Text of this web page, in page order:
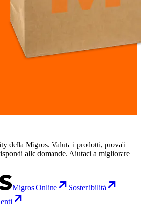
della Migros. Valuta i prodotti, provali
alle domande. Aiutaci a migliorare
Migros Online
Sostenibilità